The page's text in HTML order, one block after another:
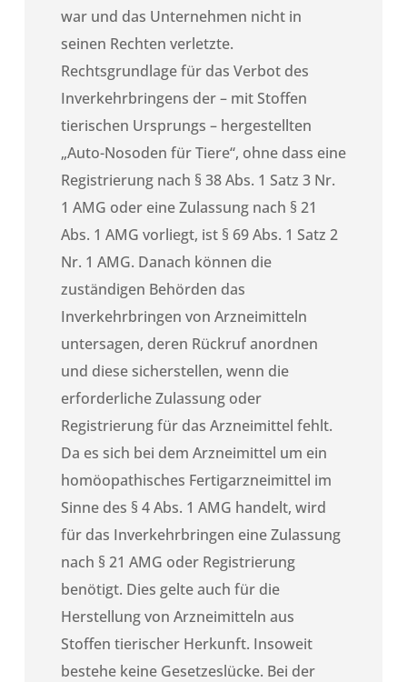
war und das Unternehmen nicht in
seinen Rechten verletzte.
Rechtsgrundlage für das Verbot des
Inverkehrbringens der – mit Stoffen
tierischen Ursprungs – hergestellten
„Auto-Nosoden für Tiere“, ohne dass eine
Registrierung nach § 38 Abs. 1 Satz 3 Nr.
1 AMG oder eine Zulassung nach § 21
Abs. 1 AMG vorliegt, ist § 69 Abs. 1 Satz 2
Nr. 1 AMG. Danach können die
zuständigen Behörden das
Inverkehrbringen von Arzneimitteln
untersagen, deren Rückruf anordnen
und diese sicherstellen, wenn die
erforderliche Zulassung oder
Registrierung für das Arzneimittel fehlt.
Da es sich bei dem Arzneimittel um ein
homöopathisches Fertigarzneimittel im
Sinne des § 4 Abs. 1 AMG handelt, wird
für das Inverkehrbringen eine Zulassung
nach § 21 AMG oder Registrierung
benötigt. Dies gelte auch für die
Herstellung von Arzneimitteln aus
Stoffen tierischer Herkunft. Insoweit
bestehe keine Gesetzeslücke. Bei der